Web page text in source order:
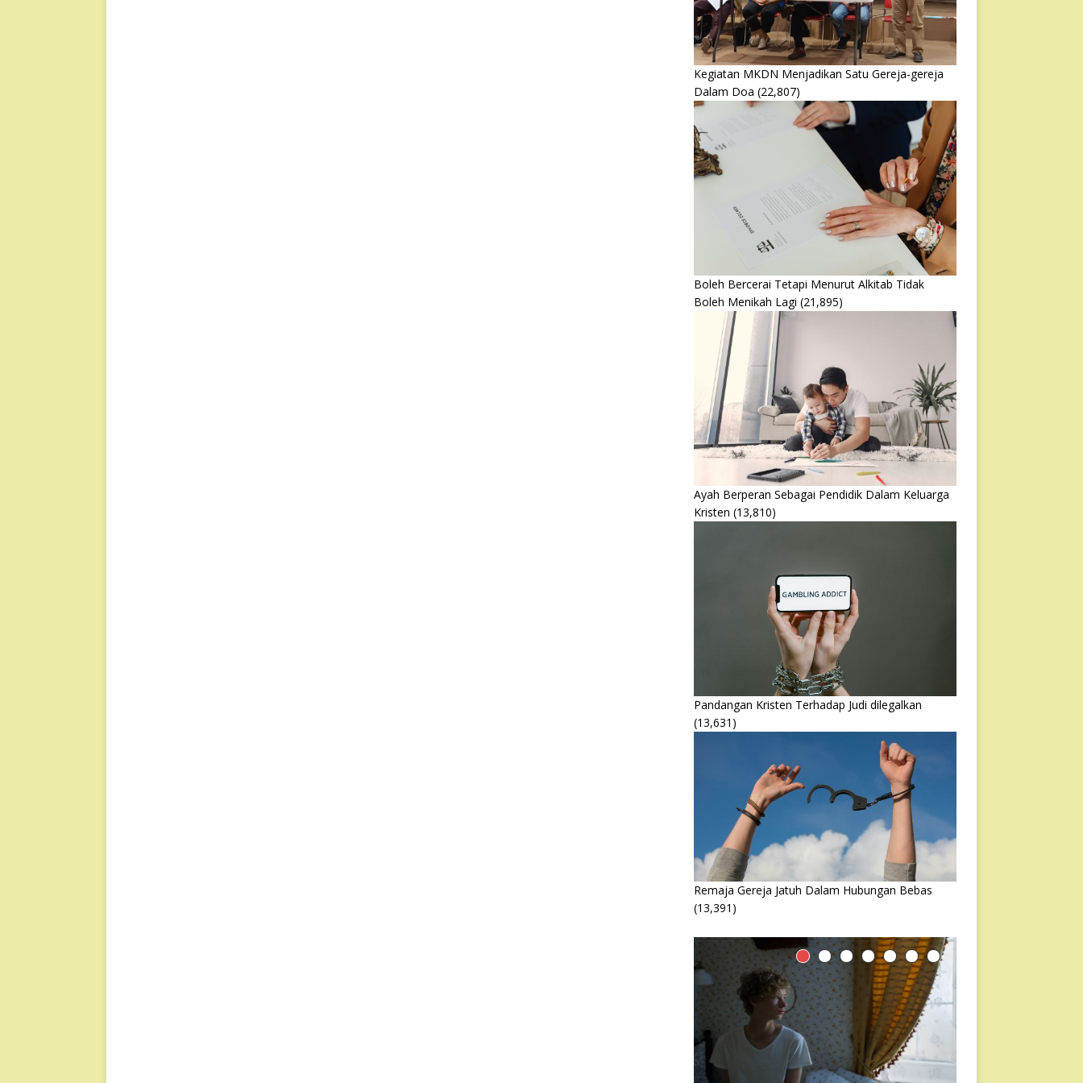
Kegiatan MKDN Menjadikan Satu Gereja-gereja
Dalam Doa (22,807)
Boleh Bercerai Tetapi Menurut Alkitab Tidak
Boleh Menikah Lagi (21,895)
Ayah Berperan Sebagai Pendidik Dalam Keluarga
Kristen (13,810)
Pandangan Kristen Terhadap Judi dilegalkan
(13,631)
Remaja Gereja Jatuh Dalam Hubungan Bebas
(13,391)